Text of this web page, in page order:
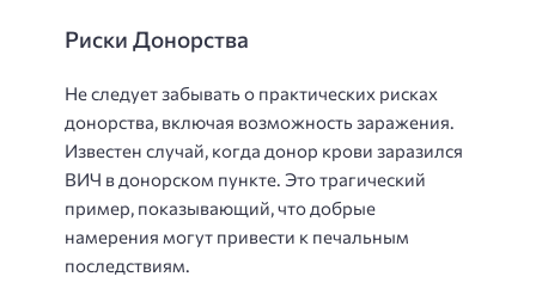
Риски Донорства
Не следует забывать о практических рисках
донорства, включая возможность заражения.
Известен случай, когда донор крови заразился
ВИЧ в донорском пункте. Это трагический
пример, показывающий, что добрые
намерения могут привести к печальным
последствиям.